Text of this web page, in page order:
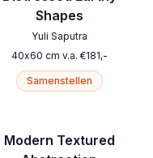
Shapes
Yuli Saputra
40x60 cm v.a. €181,-
Samenstellen
Modern Textured